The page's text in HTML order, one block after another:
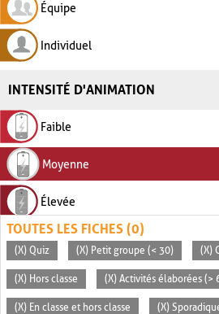
Équipe
Individuel
INTENSITÉ D'ANIMATION
Faible
Moyenne
Élevée
TOUTES LES FICHES (0)
(X) Quiz (X) Petit groupe (< 30) (X)
(X) Hors classe (X) Activités élaborées (>
(X) En classe et hors classe (X)